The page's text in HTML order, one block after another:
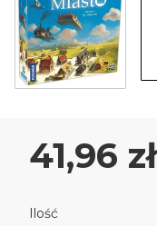
Cena
41,96 zł
Ilość